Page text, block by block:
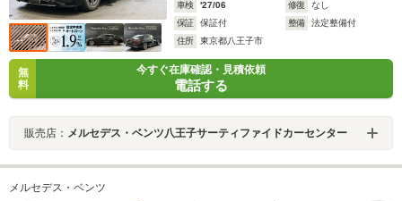
車検
'27/06 修復
なし
保証
保証付 整備
法定整備付
住所
東京都八王子市
無
料
今すぐ在庫確認・見積依頼
電話する
販売店： メルセデス・ベンツ八王子サーティファイドカーセンター
メルセデス・ベンツ